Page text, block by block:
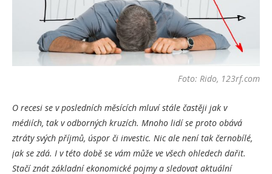
Foto: Rido, 123rf.com
O recesi se v posledních měsících mluví stále častěji jak v
médiích, tak v odborných kruzích. Mnoho lidí se proto obává
ztráty svých příjmů, úspor či investic. Nic ale není tak černobílé,
jak se zdá. I v této době se vám může ve všech ohledech dařit.
Stačí znát základní ekonomické pojmy a sledovat aktuální